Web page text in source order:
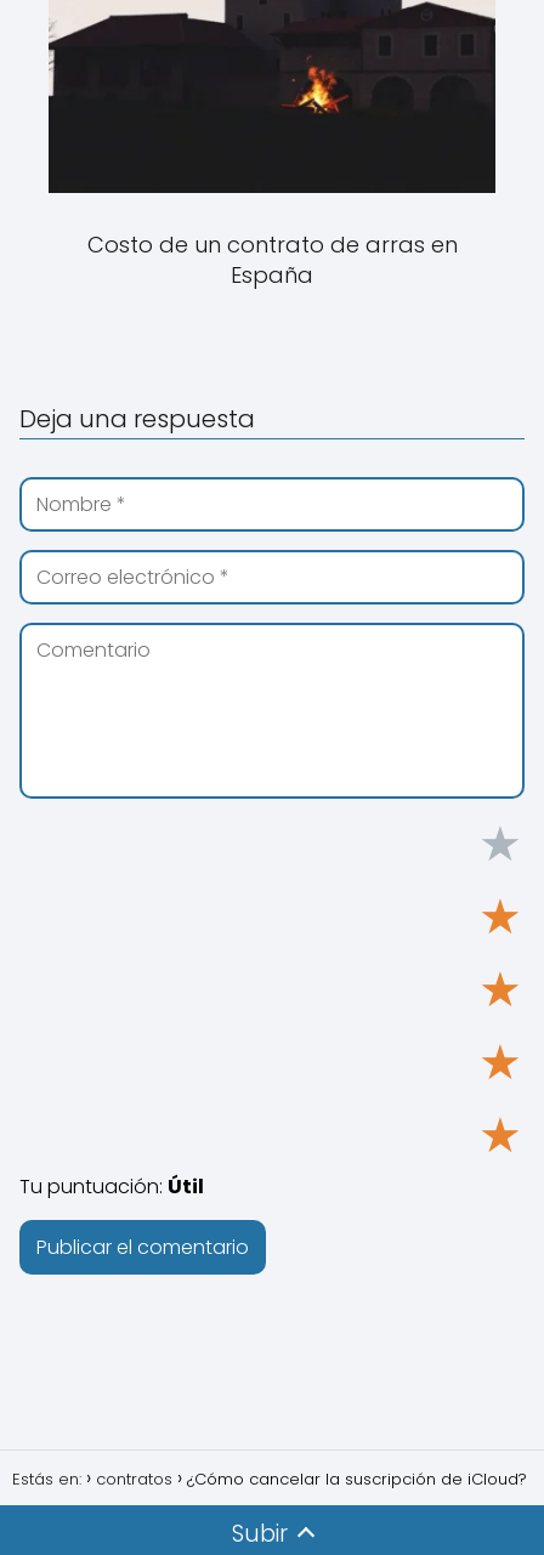
Costo de un contrato de arras en
España
Deja una respuesta
★
★
★
★
★
Tu puntuación: Útil
Estás en: contratos ¿Cómo cancelar la suscripción de iCloud?
Subir